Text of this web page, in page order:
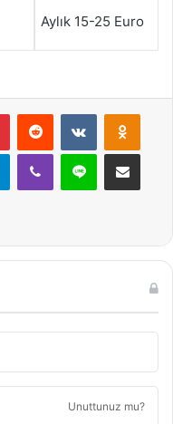
Aylık 15-25 Euro
PinterestReddit VKontakte
TelegramViber Line E-Posta ile
Unuttunuz mu?